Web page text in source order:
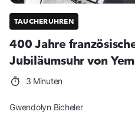
TAUCHERUHREN
400 Jahre
Jubiläumsuhr von
3 Minuten
Gwendolyn Bicheler